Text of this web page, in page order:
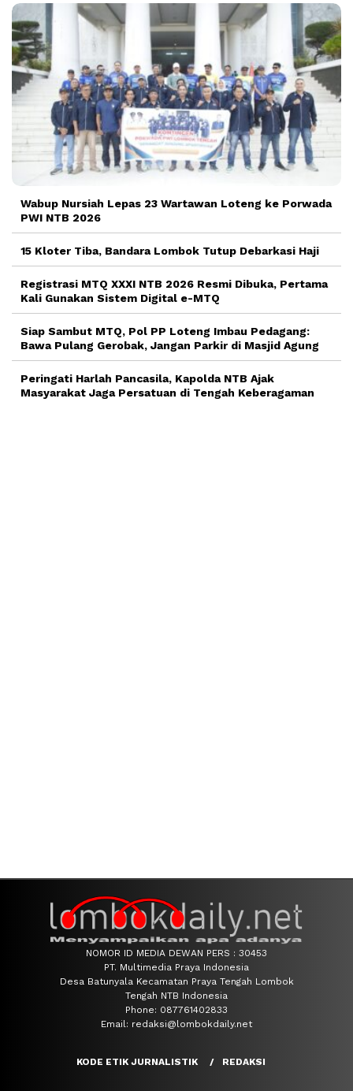
Wabup Nursiah Lepas 23 Wartawan Loteng ke Porwada
PWI NTB 2026
15 Kloter Tiba, Bandara Lombok Tutup Debarkasi Haji
Registrasi MTQ XXXI NTB 2026 Resmi Dibuka, Pertama
Kali Gunakan Sistem Digital e-MTQ
Siap Sambut MTQ, Pol PP Loteng Imbau Pedagang:
Bawa Pulang Gerobak, Jangan Parkir di Masjid Agung
Peringati Harlah Pancasila, Kapolda NTB Ajak
Masyarakat Jaga Persatuan di Tengah Keberagaman
NOMOR ID MEDIA DEWAN PERS : 30453
PT. Multimedia Praya Indonesia
Desa Batunyala Kecamatan Praya Tengah Lombok
Tengah NTB Indonesia
Phone: 087761402833
Email: redaksi@lombokdaily.net
KODE ETIK JURNALISTIK REDAKSI